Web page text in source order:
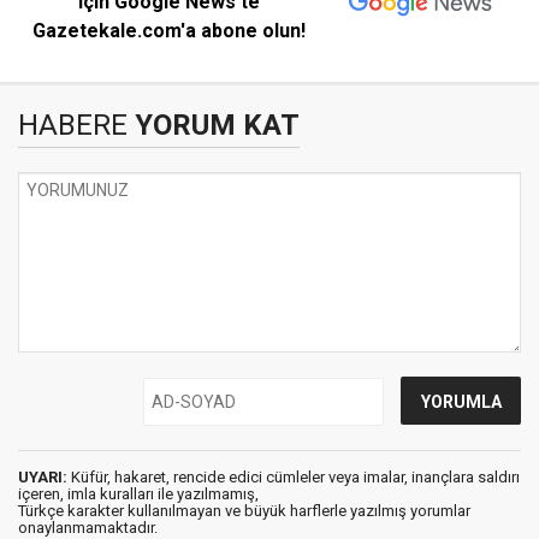
Gazetekale.com'a abone olun!
HABERE YORUM KAT
UYARI: Küfür, hakaret, rencide edici cümleler veya imalar, inançlara saldırı
içeren, imla kuralları ile yazılmamış,
Türkçe karakter kullanılmayan ve büyük harflerle yazılmış yorumlar
onaylanmamaktadır.